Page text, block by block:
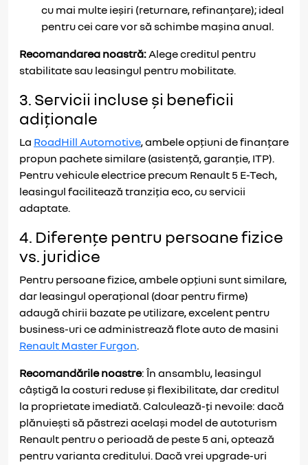
cu mai multe ieșiri (returnare, refinanțare); ideal
pentru cei care vor să schimbe mașina anual.
Recomandarea noastră:Alege creditul pentru
stabilitate sau leasingul pentru mobilitate.
3. Servicii incluse și beneficii
adiționale
La RoadHill Automotive, ambele opțiuni de finanțare
propun pachete similare (asistență, garanție, ITP).
Pentru vehicule electrice precum Renault 5 E-Tech,
leasingul facilitează tranziția eco, cu servicii
adaptate.
4. Diferențe pentru persoane fizice
vs. juridice
Pentru persoane fizice, ambele opțiuni sunt similare,
dar leasingul operațional (doar pentru firme)
adaugă chirii bazate pe utilizare, excelent pentru
business-uri ce administrează flote auto de masini
Renault Master Furgon.
Recomandările noastre: În ansamblu, leasingul
câștigă la costuri reduse și flexibilitate, dar creditul
la proprietate imediată. Calculează-ți nevoile: dacă
plănuiești să păstrezi același model de autoturism
Renault pentru o perioadă de peste 5 ani, optează
pentru varianta creditului. Dacă vrei upgrade-uri